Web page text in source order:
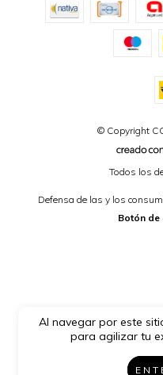
Al navegar por este
para agilizar tu
© Copyright
Todos los
Defensa de las y los
Botón